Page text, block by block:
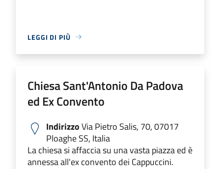
LEGGI DI PIÙ
Chiesa Sant'Antonio Da Padova
ed Ex Convento
IndirizzoVia Pietro Salis, 70, 07017
Ploaghe SS, Italia
La chiesa si affaccia su una vasta piazza ed è
annessa all'ex convento dei Cappuccini.